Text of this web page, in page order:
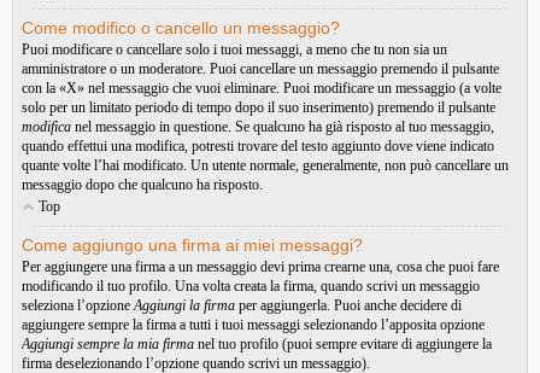
Come modifico o cancello un messaggio?
Puoi modificare o cancellare solo i tuoi messaggi, a meno che tu non sia un
amministratore o un moderatore. Puoi cancellare un messaggio premendo il pulsante
con la «X» nel messaggio che vuoi eliminare. Puoi modificare un messaggio (a volte
solo per un limitato periodo di tempo dopo il suo inserimento) premendo il pulsante
modifica nel messaggio in questione. Se qualcuno ha già risposto al tuo messaggio,
quando effettui una modifica, potresti trovare del testo aggiunto dove viene indicato
quante volte l’hai modificato. Un utente normale, generalmente, non può cancellare un
messaggio dopo che qualcuno ha risposto.
Top
Come aggiungo una firma ai miei messaggi?
Per aggiungere una firma a un messaggio devi prima crearne una, cosa che puoi fare
modificando il tuo profilo. Una volta creata la firma, quando scrivi un messaggio
seleziona l’opzioneAggiungi la firma per aggiungerla. Puoi anche decidere di
aggiungere sempre la firma a tutti i tuoi messaggi selezionando l’apposita opzione
Aggiungi sempre la mia firma nel tuo profilo (puoi sempre evitare di aggiungere la
firma deselezionando l’opzione quando scrivi un messaggio).